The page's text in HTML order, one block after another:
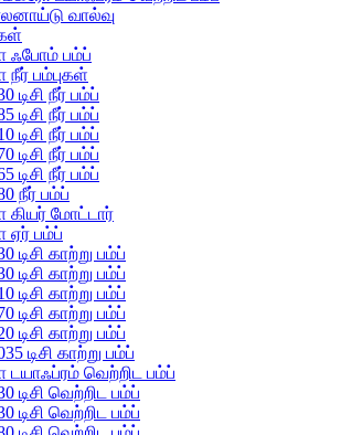
வால்வு
ஃபோம் பம்ப்
பம்புகள்
டிசி நீர் பம்ப்
டிசி நீர் பம்ப்
டிசி நீர் பம்ப்
டிசி நீர் பம்ப்
டிசி நீர் பம்ப்
நீர் பம்ப்
மோட்டார்
பம்ப்
டிசி காற்று பம்ப்
டிசி காற்று பம்ப்
டிசி காற்று பம்ப்
டிசி காற்று பம்ப்
டிசி காற்று பம்ப்
டிசி காற்று பம்ப்
வெற்றிட பம்ப்
டிசி வெற்றிட பம்ப்
டிசி வெற்றிட பம்ப்